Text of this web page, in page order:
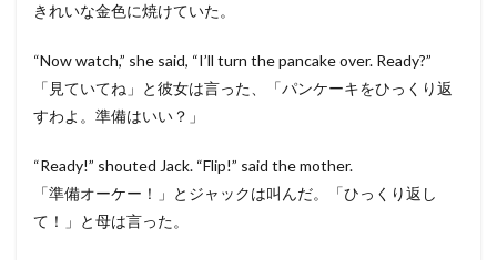
きれいな金色に焼けていた。
“Now watch,” she said, “I’ll turn the pancake over. Ready?”
「見ていてね」と彼女は言った、「パンケーキをひっくり返
すわよ。準備はいい？」
“Ready!” shouted Jack. “Flip!” said the mother.
「準備オーケー！」とジャックは叫んだ。「ひっくり返し
て！」と母は言った。